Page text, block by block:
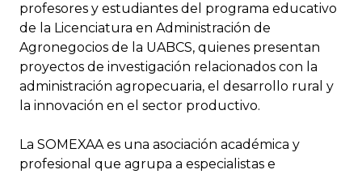
profesores y estudiantes del programa educativo
de la Licenciatura en Administración de
Agronegocios de la UABCS, quienes presentan
proyectos de investigación relacionados con la
administración agropecuaria, el desarrollo rural y
la innovación en el sector productivo.
La SOMEXAA es una asociación académica y
profesional que agrupa a especialistas e